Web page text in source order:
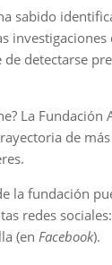
sabido
de detectarse
La Fundación
de
la fundación
redes
(enFacebook).